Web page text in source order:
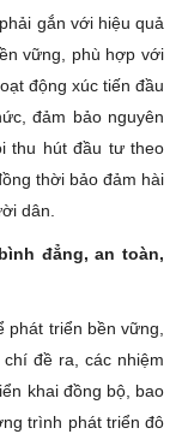
gắn với hiệu quả
vững, phù hợp với
động xúc tiến đầu
đảm bảo nguyên
thu hút đầu tư theo
thời bảo đảm hài
dân.
đẳng, an toàn,
phát triển bền vững,
đề ra, các nhiệm
khai đồng bộ, bao
trình phát triển đô